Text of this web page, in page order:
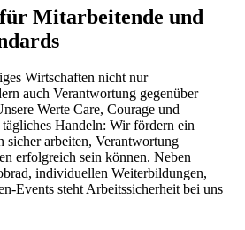
Mitarbeitende und
Wirtschaften nicht nur
auch Verantwortung gegenüber
Werte Care, Courage und
Handeln: Wir fördern ein
sicher arbeiten, Verantwortung
erfolgreich sein können. Neben
individuellen Weiterbildungen,
Events steht Arbeitssicherheit bei uns